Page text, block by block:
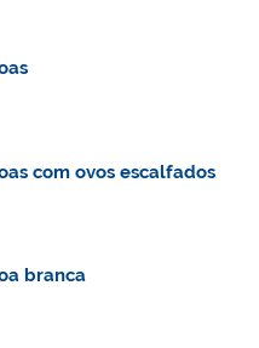
com ovos escalfados
branca